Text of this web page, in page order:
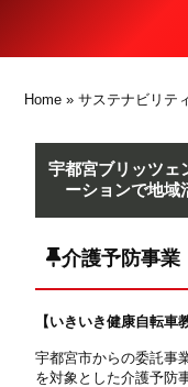
Home »サステナビリテ
宇都宮ブリッツェ
ーションで地域
介護予防事業
【いきいき健康自転車
宇都宮市からの委託事
を対象とした介護予防